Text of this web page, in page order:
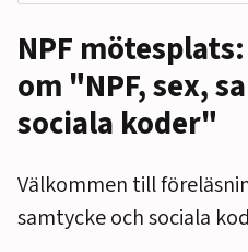
NPF
om "NPF, sex,
sociala koder"
Välkommen till
samtycke och sociala